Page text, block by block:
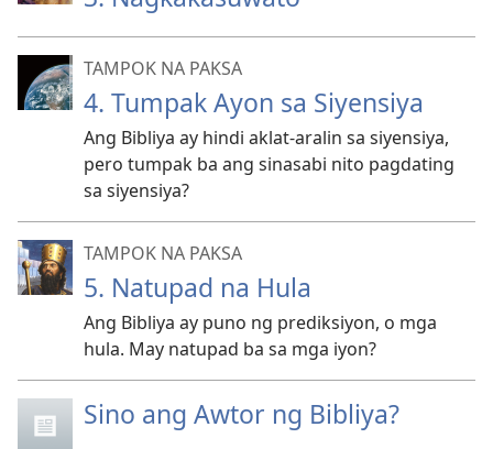
TAMPOK NA PAKSA
4. Tumpak Ayon sa Siyensiya
Ang Bibliya ay hindi aklat-aralin sa siyensiya,
pero tumpak ba ang sinasabi nito pagdating
sa siyensiya?
TAMPOK NA PAKSA
5. Natupad na Hula
Ang Bibliya ay puno ng prediksiyon, o mga
hula. May natupad ba sa mga iyon?
Sino ang Awtor ng Bibliya?